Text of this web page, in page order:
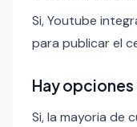
Si, Youtube
para publicar el
Hay
Si, la mayoria de